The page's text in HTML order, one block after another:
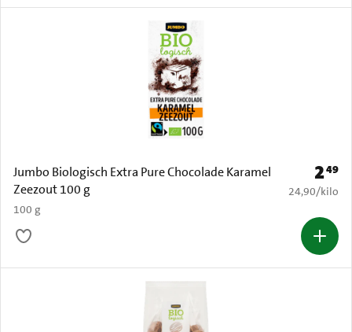
Jumbo Biologisch Extra Pure Chocolade Karamel
Zeezout 100 g
100 g
Prijs:
249
€ 24,90 per
24,90/kilo